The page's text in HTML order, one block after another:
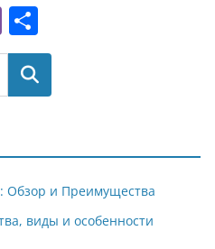
Vi
b
er
т
п
р
в
и
т
Поиск
Обзор и Преимущества
виды и особенности